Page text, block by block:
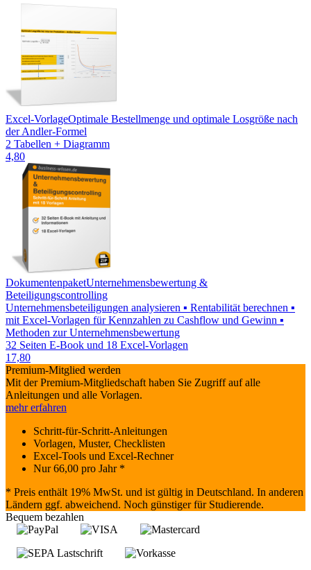
Excel-VorlageOptimale Bestellmenge und optimale Losgröße nach
der Andler-Formel
2 Tabellen + Diagramm
4,80
DokumentenpaketUnternehmensbewertung &
Beteiligungscontrolling
Unternehmensbeteiligungen analysieren ▪ Rentabilität berechnen ▪
mit Excel-Vorlagen für Kennzahlen zu Cashflow und Gewinn ▪
Methoden zur Unternehmensbewertung
32 Seiten E-Book und 18 Excel-Vorlagen
17,80
Premium-Mitglied werden
Mit der Premium-Mitgliedschaft haben Sie Zugriff auf alle
Anleitungen und alle Vorlagen.
mehr erfahren
Schritt-für-Schritt-Anleitungen
Vorlagen, Muster, Checklisten
Excel-Tools und Excel-Rechner
Nur66,00 pro Jahr *
* Preis enthält 19% MwSt. und ist gültig in Deutschland. In anderen
Ländern ggf. abweichend. Noch günstiger für Studierende.
Bequem bezahlen